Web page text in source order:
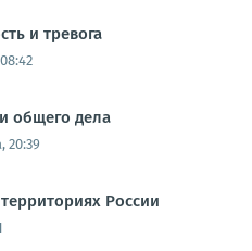
и тревога
общего дела
20:39
России